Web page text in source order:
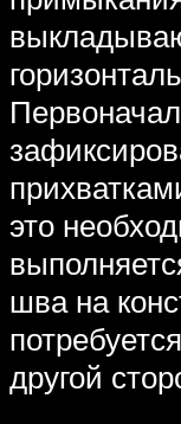
это
шва на
другой